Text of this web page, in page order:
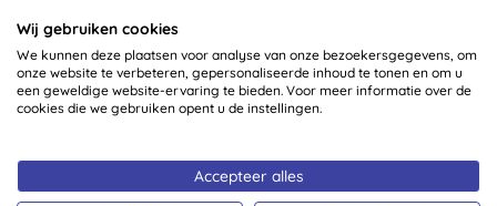
Ecover Vloeibaar
Wasmiddel Gekleurde
Was 5L ( 4)
€ 33,99 KOPEN
Wol en Fijnwasmiddel
5L
(42)
€ 24,30
Wij gebruiken cookies
We kunnen deze plaatsen voor analyse van onze bezoekersgegevens, om
onze website te verbeteren, gepersonaliseerde inhoud te tonen en om u
een geweldige website-ervaring te bieden. Voor meer informatie over de
cookies die we gebruiken opent u de instellingen.
Accepteer alles